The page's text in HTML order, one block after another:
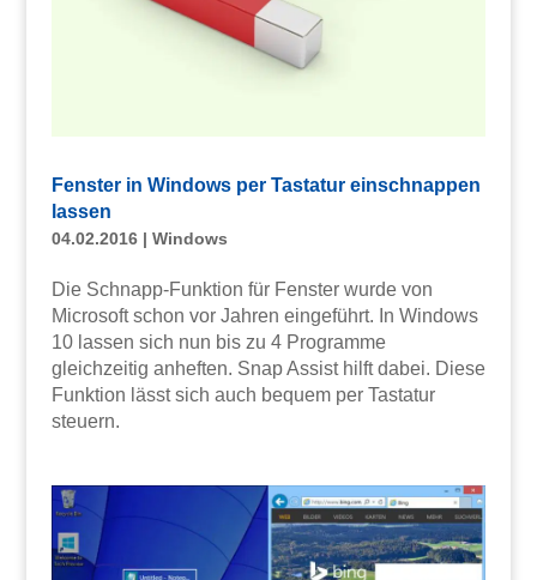
Fenster in Windows per Tastatur einschnappen
lassen
04.02.2016| Windows
Die Schnapp-Funktion für Fenster wurde von
Microsoft schon vor Jahren eingeführt. In Windows
10 lassen sich nun bis zu 4 Programme
gleichzeitig anheften. Snap Assist hilft dabei. Diese
Funktion lässt sich auch bequem per Tastatur
steuern.